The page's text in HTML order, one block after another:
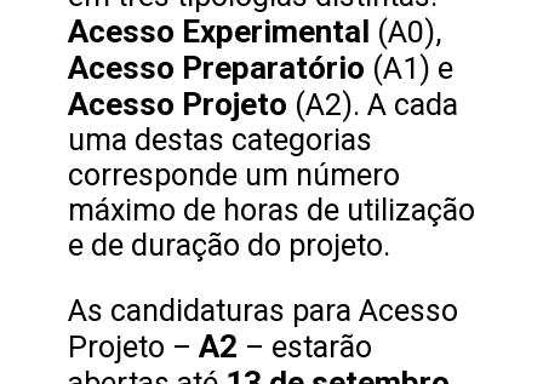
Acesso Experimental (A0),
Acesso Preparatório (A1) e
Acesso Projeto (A2). A cada
uma destas categorias
corresponde um número
máximo de horas de utilização
e de duração do projeto.
As candidaturas para Acesso
Projeto –A2 – estarão